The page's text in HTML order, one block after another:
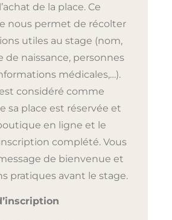
de la place. Ce
nous permet de récolter
utiles au stage (nom,
de naissance, personnes
médicales,…).
considéré comme
sa place est réservée et
en ligne et le
complété. Vous
de bienvenue et
pratiques avant le stage.